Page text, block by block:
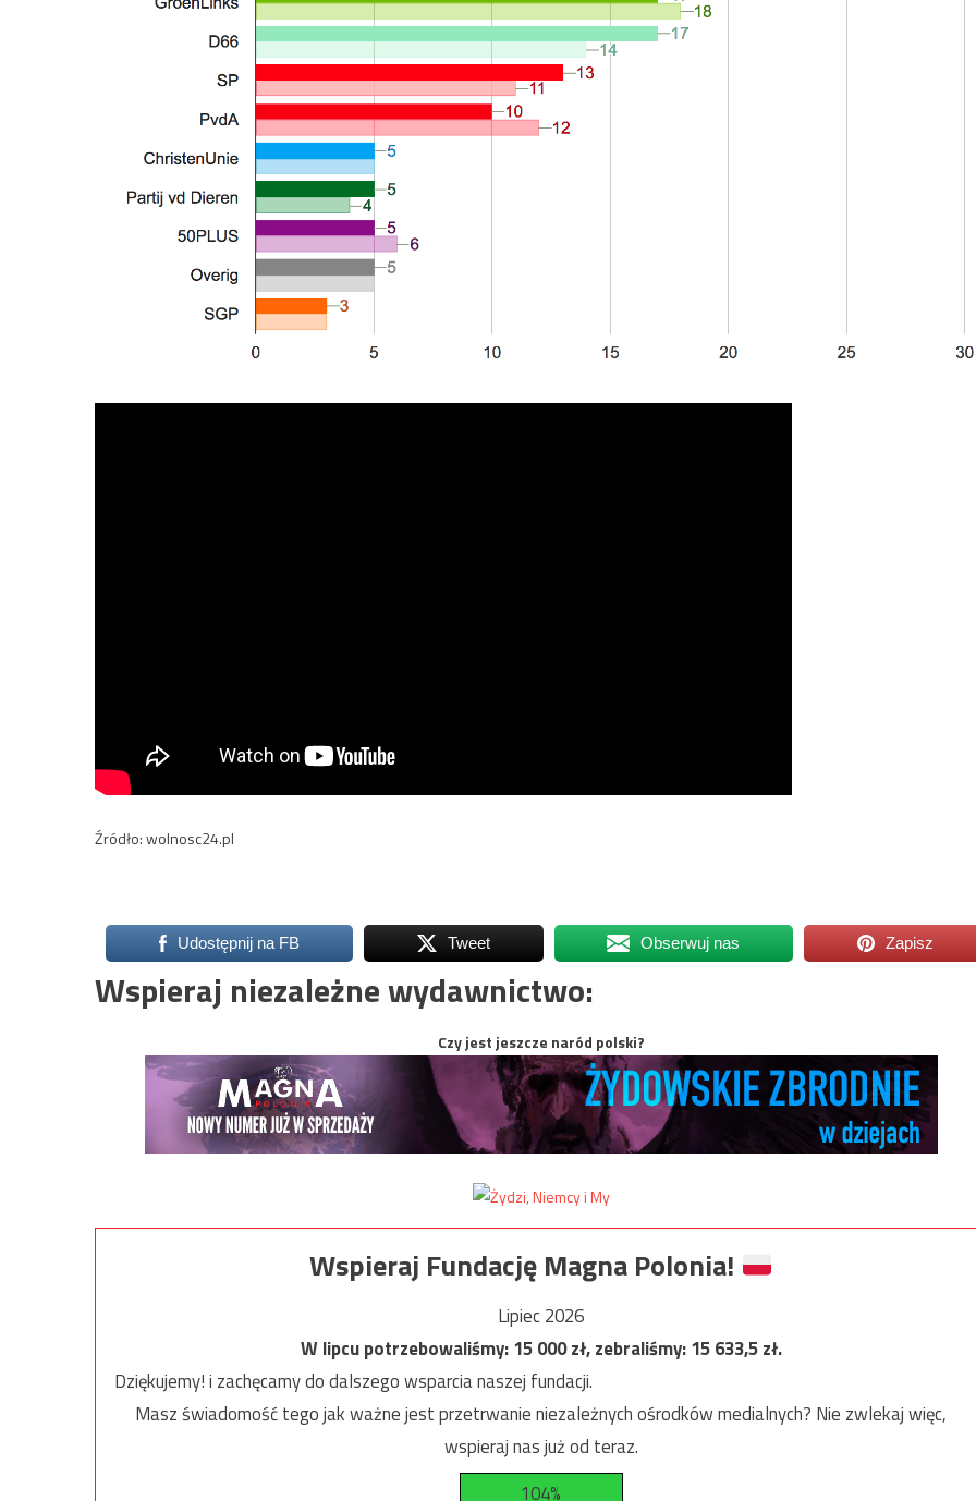
Źródło: wolnosc24.pl
Udostępnij na FB Tweet Obserwuj nas Zapisz
Wspieraj niezależne wydawnictwo:
Czy jest jeszcze naród polski?
Wspieraj Fundację Magna Polonia!
Lipiec 2026
W lipcu potrzebowaliśmy:15 000zł, zebraliśmy:15 633,5zł.
Dziękujemy! i zachęcamy do dalszego wsparcia naszej fundacji.
Masz świadomość tego jak ważne jest przetrwanie niezależnych ośrodków medialnych? Nie zwlekaj więc,
wspieraj nas już od teraz.
104%